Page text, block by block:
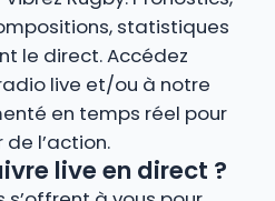
statistiques
le direct. Accédez
live et/ou à notre
en temps réel pour
l’action.
live en direct ?